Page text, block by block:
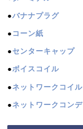
●バナナプラグ
● コーン紙
●センターキャップ
●ボイスコイル
●ネットワークコイル
●ネットワークコン